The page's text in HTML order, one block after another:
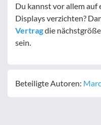
Du kannst vor allem
Displays verzichten?
Vertragdie
sein.
Beteiligte Autoren: